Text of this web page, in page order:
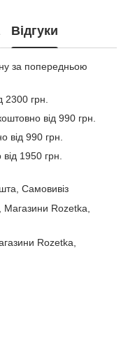
Відгуки
за попередньою
грн.
від 990 грн.
від 990 грн.
1950 грн.
Самовивіз
Rozetka,
Rozetka,